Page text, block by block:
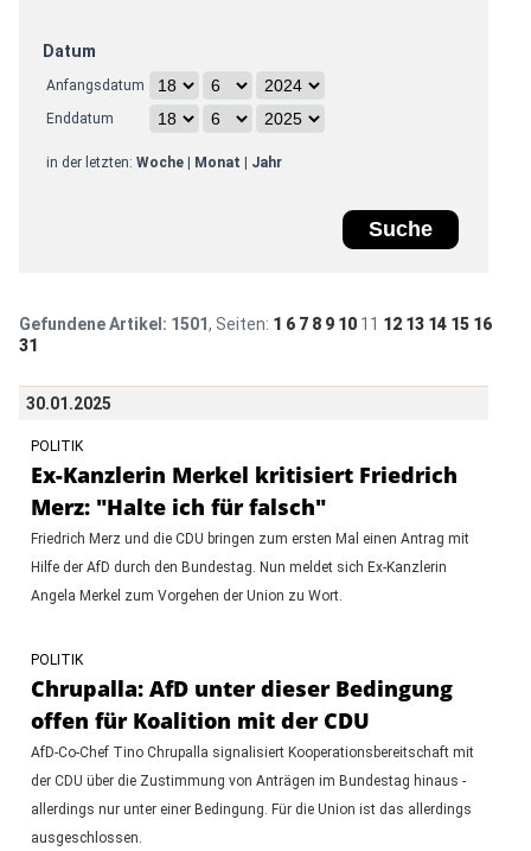
Datum
Anfangsdatum
Enddatum
in der letzten: Woche| Monat Jahr
Gefundene Artikel: 1501, Seiten: 1 6 7 8 9 10 11 12 13 14 15 16
31
30.01.2025
POLITIK
Ex-Kanzlerin Merkel kritisiert Friedrich
Merz: "Halte ich für falsch"
Friedrich Merz und die CDU bringen zum ersten Mal einen Antrag mit
Hilfe der AfD durch den Bundestag. Nun meldet sich Ex-Kanzlerin
Angela Merkel zum Vorgehen der Union zu Wort.
POLITIK
Chrupalla: AfD unter dieser Bedingung
offen für Koalition mit der CDU
AfD-Co-Chef Tino Chrupalla signalisiert Kooperationsbereitschaft mit
der CDU über die Zustimmung von Anträgen im Bundestag hinaus -
allerdings nur unter einer Bedingung. Für die Union ist das allerdings
ausgeschlossen.